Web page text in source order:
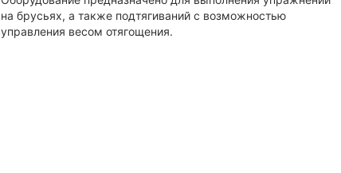
на брусьях, а также подтягиваний с возможностью
управления весом отягощения.